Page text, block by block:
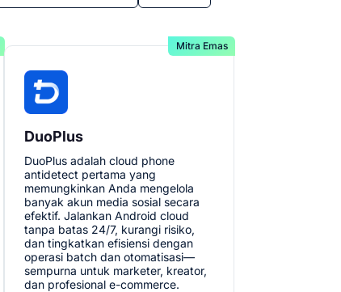
Mitra Emas
DuoPlus
DuoPlus adalah cloud phone
antidetect pertama yang
memungkinkan Anda mengelola
banyak akun media sosial secara
efektif. Jalankan Android cloud
tanpa batas 24/7, kurangi risiko,
dan tingkatkan efisiensi dengan
operasi batch dan otomatisasi—
sempurna untuk marketer, kreator,
dan profesional e-commerce.